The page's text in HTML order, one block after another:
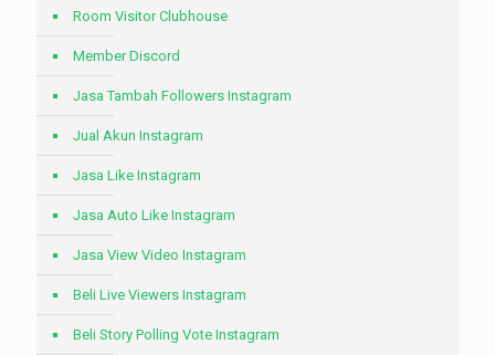
Room Visitor Clubhouse
Member Discord
Jasa Tambah Followers Instagram
Jual Akun Instagram
Jasa Like Instagram
Jasa Auto Like Instagram
Jasa View Video Instagram
Beli Live Viewers Instagram
Beli Story Polling Vote Instagram